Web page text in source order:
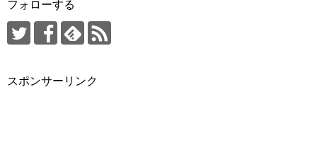
フォローする
スポンサーリンク